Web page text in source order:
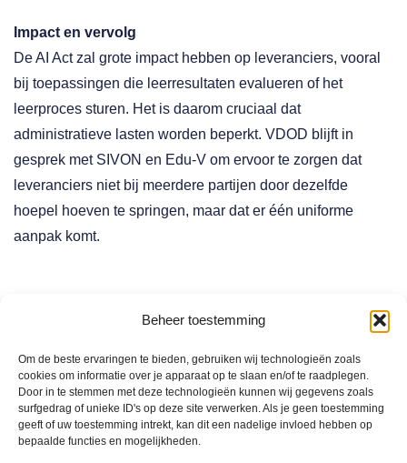
Beheer toestemming
Om de beste ervaringen te bieden, gebruiken wij technologieën zoals
cookies om informatie over je apparaat op te slaan en/of te raadplegen.
Door in te stemmen met deze technologieën kunnen wij gegevens zoals
surfgedrag of unieke ID's op deze site verwerken. Als je geen toestemming
geeft of uw toestemming intrekt, kan dit een nadelige invloed hebben op
bepaalde functies en mogelijkheden.
Impact en vervolg
De AI Act zal grote impact hebben op leveranciers, vooral
bij toepassingen die leerresultaten evalueren of het
leerproces sturen. Het is daarom cruciaal dat
administratieve lasten worden beperkt. VDOD blijft in
gesprek met SIVON en Edu-V om ervoor te zorgen dat
leveranciers niet bij meerdere partijen door dezelfde
hoepel hoeven te springen, maar dat er één uniforme
aanpak komt.
11-01-2026
Auteur: vdod
Categorie:Nieuws